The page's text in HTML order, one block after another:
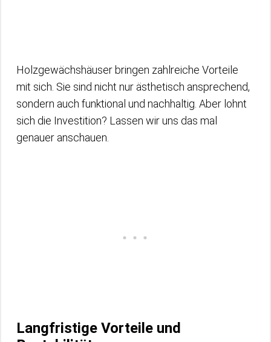
Holzgewächshäuser bringen zahlreiche Vorteile
mit sich. Sie sind nicht nur ästhetisch ansprechend,
sondern auch funktional und nachhaltig. Aber lohnt
sich die Investition? Lassen wir uns das mal
genauer anschauen.
Langfristige Vorteile und